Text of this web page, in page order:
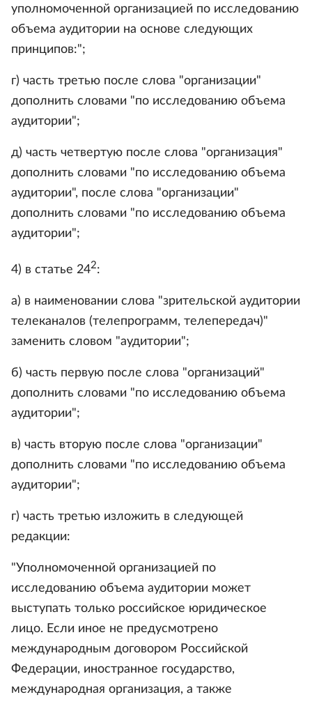
уполномоченной организацией по исследованию
объема аудитории на основе следующих
принципов:";
г) часть третью после слова "организации"
дополнить словами "по исследованию объема
аудитории";
д) часть четвертую после слова "организация"
дополнить словами "по исследованию объема
аудитории", после слова "организации"
дополнить словами "по исследованию объема
аудитории";
4) в статье 242:
а) в наименовании слова "зрительской аудитории
телеканалов (телепрограмм, телепередач)"
заменить словом "аудитории";
б) часть первую после слова "организаций"
дополнить словами "по исследованию объема
аудитории";
в) часть вторую после слова "организации"
дополнить словами "по исследованию объема
аудитории";
г) часть третью изложить в следующей
редакции:
"Уполномоченной организацией по
исследованию объема аудитории может
выступать только российское юридическое
лицо. Если иное не предусмотрено
международным договором Российской
Федерации, иностранное государство,
международная организация, а также